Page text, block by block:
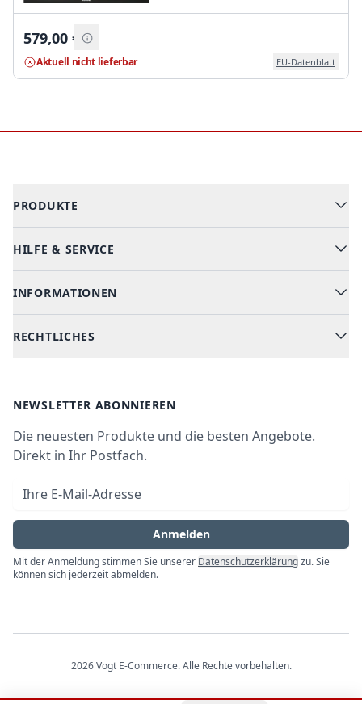
579,00 €
Aktuell nicht lieferbar EU-Datenblatt
PRODUKTE
Alle Kategorien
Kühlen & Gefrieren
HILFE & SERVICE
Hilfe & FAQ
INFORMATIONEN
Über uns
RECHTLICHES
Datenschutz
Widerrufsrecht
Impressum
NEWSLETTER ABONNIEREN
Die neuesten Produkte und die besten Angebote.
Direkt in Ihr Postfach.
E-Mail-Adresse
Anmelden
Mit der Anmeldung stimmen Sie unserer Datenschutzerklärungzu. Sie
können sich jederzeit abmelden.
2026 Vogt E-Commerce. Alle Rechte vorbehalten.